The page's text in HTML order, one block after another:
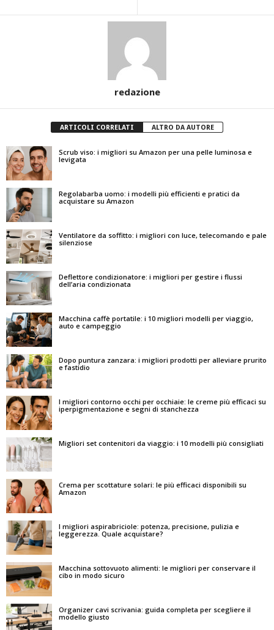
redazione
ARTICOLI CORRELATI ALTRO DA AUTORE
Scrub viso: i migliori su Amazon per una pelle luminosa e
levigata
Regolabarba uomo: i modelli più efficienti e pratici da
acquistare su Amazon
Ventilatore da soffitto: i migliori con luce, telecomando e pale
silenziose
Deflettore condizionatore: i migliori per gestire i flussi
dell’aria condizionata
Macchina caffè portatile: i 10 migliori modelli per viaggio,
auto e campeggio
Dopo puntura zanzara: i migliori prodotti per alleviare prurito
e fastidio
I migliori contorno occhi per occhiaie: le creme più efficaci su
iperpigmentazione e segni di stanchezza
Migliori set contenitori da viaggio: i 10 modelli più consigliati
Crema per scottature solari: le più efficaci disponibili su
Amazon
I migliori aspirabriciole: potenza, precisione, pulizia e
leggerezza. Quale acquistare?
Macchina sottovuoto alimenti: le migliori per conservare il
cibo in modo sicuro
Organizer cavi scrivania: guida completa per scegliere il
modello giusto